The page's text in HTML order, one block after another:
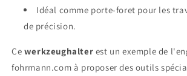
Idéal comme porte-foret pour les
de précision.
Ce werkzeughalter est un exemple de
fohrmann.com à proposer des outils